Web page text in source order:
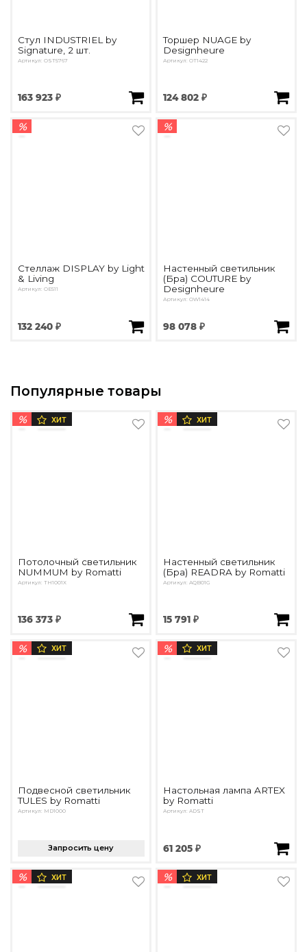
Стул INDUSTRIEL by
Signature, 2 шт.
Артикул: OST5767
163 923 ₽
Торшер NUAGE by
Designheure
Артикул: OT1422
124 802 ₽
%
Стеллаж DISPLAY by Light
& Living
Артикул: OE511
132 240 ₽
%
Настенный светильник
(Бра) COUTURE by
Designheure
Артикул: OW1414
98 078 ₽
Популярные товары
% ХИТ
Потолочный светильник
NUMMUM by Romatti
Артикул: TH1001X
136 373 ₽
% ХИТ
Настенный светильник
(Бра) READRA by Romatti
Артикул: AQB01G
15 791 ₽
% ХИТ
Подвесной светильник
TULES by Romatti
Артикул: MD1000
Запросить цену
% ХИТ
Настольная лампа ARTEX
by Romatti
Артикул: ADST
61 205 ₽
% ХИТ % ХИТ